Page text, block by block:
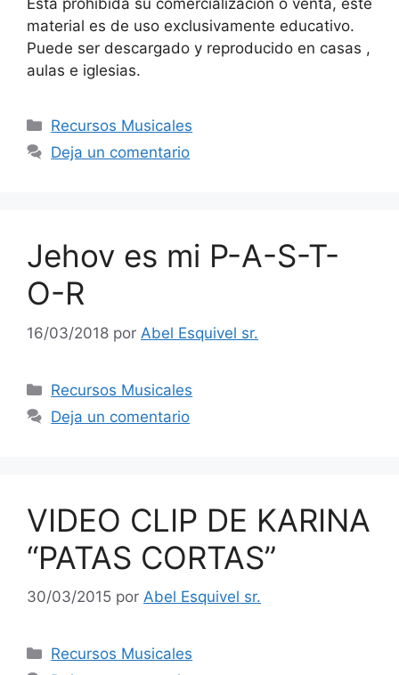
Está prohibida su comercialización o venta, este
material es de uso exclusivamente educativo.
Puede ser descargado y reproducido en casas ,
aulas e iglesias.
Recursos Musicales
Deja un comentario
Jehov es mi P-A-S-T-
O-R
16/03/2018 por Abel Esquivel sr.
Recursos Musicales
Deja un comentario
VIDEO CLIP DE KARINA
“PATAS CORTAS”
30/03/2015 por Abel Esquivel sr.
Recursos Musicales